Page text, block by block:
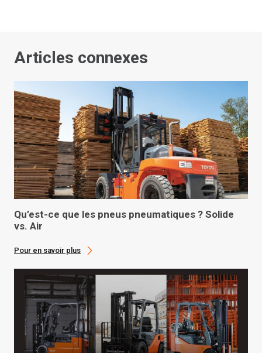
Articles connexes
Qu’est-ce que les pneus pneumatiques ? Solide
vs. Air
Pour en savoir plus